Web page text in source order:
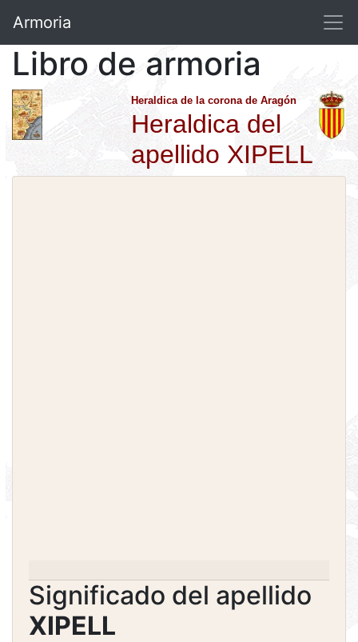
Armoria
Libro de armoria
Heraldica de la corona de Aragón
Heraldica del
apellido XIPELL
Significado del apellido
XIPELL